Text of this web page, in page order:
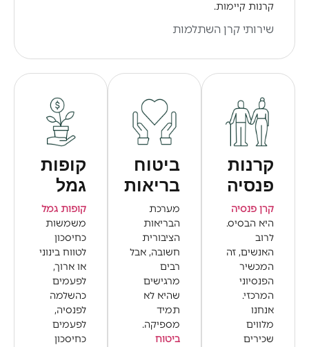
קרנות קיימות.
שירותי קרן השתלמות
קרנות
פנסיה
קרן פנסיה
היא הבסיס.
לרוב
האנשים, זה
המכשיר
הפנסיוני
המרכזי.
אנחנו
מלווים
שכירים
ביטוח
בריאות
מערכת
הבריאות
הציבורית
חשובה, אבל
רבים
מרגישים
שהיא לא
תמיד
מספיקה.
ביטוח
קופות
גמל
קופות גמל
משמשות
כחיסכון
לטווח בינוני
או ארוך,
לפעמים
כהשלמה
לפנסיה,
לפעמים
כחיסכון